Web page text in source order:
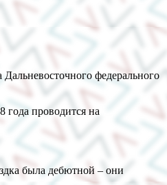
федерального
года проводится на
была дебютной – они